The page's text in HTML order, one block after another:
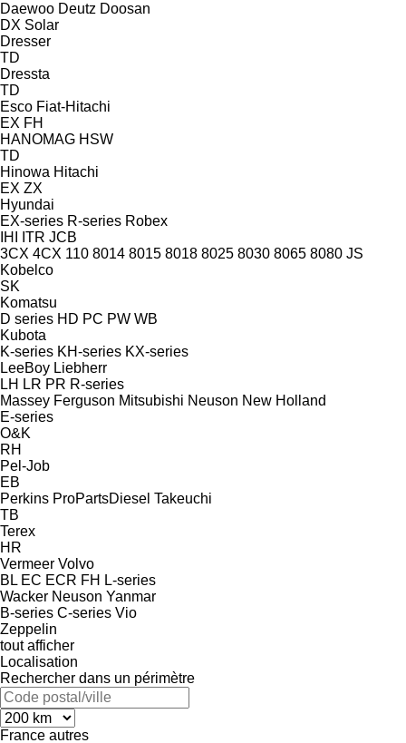
Daewoo Deutz Doosan
DX Solar
Dresser
TD
Dressta
TD
Esco Fiat-Hitachi
EX FH
HANOMAG HSW
TD
Hinowa Hitachi
EX ZX
Hyundai
EX-series R-series Robex
IHI
ITR JCB
3CX 4CX 110 8014 8015 8018 8025 8030 8065 8080 JS
Kobelco
SK
Komatsu
D series HD PC PW WB
Kubota
K-series KH-series KX-series
LeeBoy Liebherr
LH LR PR R-series
Massey Ferguson Mitsubishi Neuson New Holland
E-series
O&K
RH
Pel-Job
EB
Perkins ProPartsDiesel Takeuchi
TB
Terex
HR
Vermeer Volvo
BL EC ECR FH L-series
Wacker Neuson Yanmar
B-series C-series Vio
Zeppelin
tout afficher
Localisation
Rechercher dans un périmètre
France autres